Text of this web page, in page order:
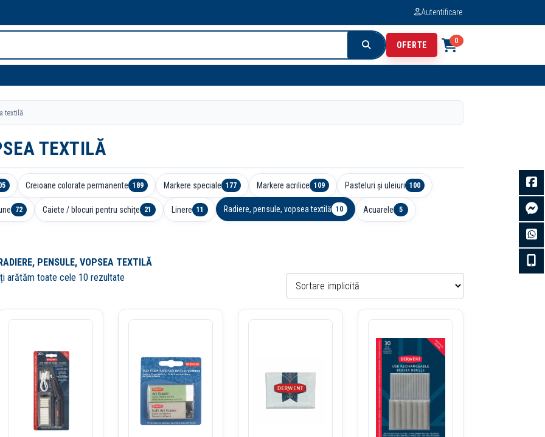
Autentificare
OFERTE 0
textilă
TEXTILĂ
Creioane colorate permanente 189 Markere speciale 177 Markere acrilice 109 Pasteluri și uleiuri 100
72 Caiete / blocuri pentru schițe 21 Linere 11 Radiere, pensule, vopsea textilă 10 Acuarele 5
PENSULE, VOPSEA TEXTILĂ
arătăm toate cele 10 rezultate